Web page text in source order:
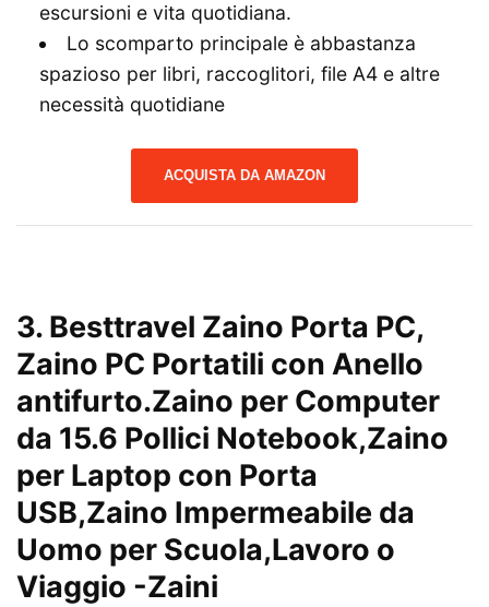
escursioni e vita quotidiana.
Lo scomparto principale è abbastanza
spazioso per libri, raccoglitori, file A4 e altre
necessità quotidiane
ACQUISTA DA AMAZON
3. Besttravel Zaino Porta PC,
Zaino PC Portatili con Anello
antifurto.Zaino per Computer
da 15.6 Pollici Notebook,Zaino
per Laptop con Porta
USB,Zaino Impermeabile da
Uomo per Scuola,Lavoro o
Viaggio -Zaini